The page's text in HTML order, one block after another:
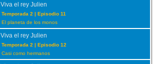
Viva el rey Julien
Temporada 2 | Episodio 11
El planeta de los monos
Viva el rey Julien
Temporada 2 | Episodio 12
Casi como hermanos